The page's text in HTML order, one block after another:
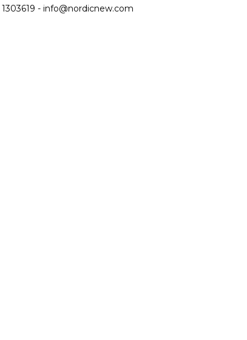
-info@nordicnew.com